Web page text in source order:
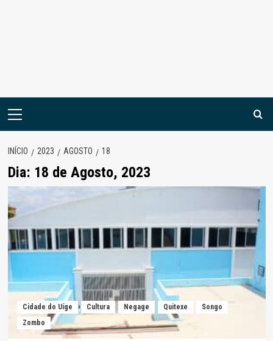
Menu
INÍCIO 2023 AGOSTO 18
Dia: 18 de Agosto, 2023
Cidade do Uíge Cultura Negage Quitexe
Songo
Zombo